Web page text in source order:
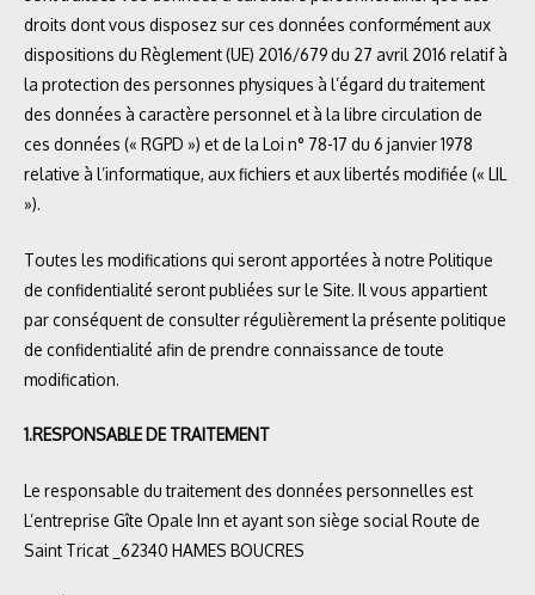
droits dont vous disposez sur ces données conformément aux
dispositions du Règlement (UE) 2016/679 du 27 avril 2016 relatif à
la protection des personnes physiques à l’égard du traitement
des données à caractère personnel et à la libre circulation de
ces données (« RGPD ») et de la Loi n° 78-17 du 6 janvier 1978
relative à l’informatique, aux fichiers et aux libertés modifiée (« LIL
»).
Toutes les modifications qui seront apportées à notre Politique
de confidentialité seront publiées sur le Site. Il vous appartient
par conséquent de consulter régulièrement la présente politique
de confidentialité afin de prendre connaissance de toute
modification.
1.RESPONSABLE DE TRAITEMENT
Le responsable du traitement des données personnelles est
L’entreprise Gîte Opale Inn et ayant son siège social Route de
Saint Tricat _62340 HAMES BOUCRES